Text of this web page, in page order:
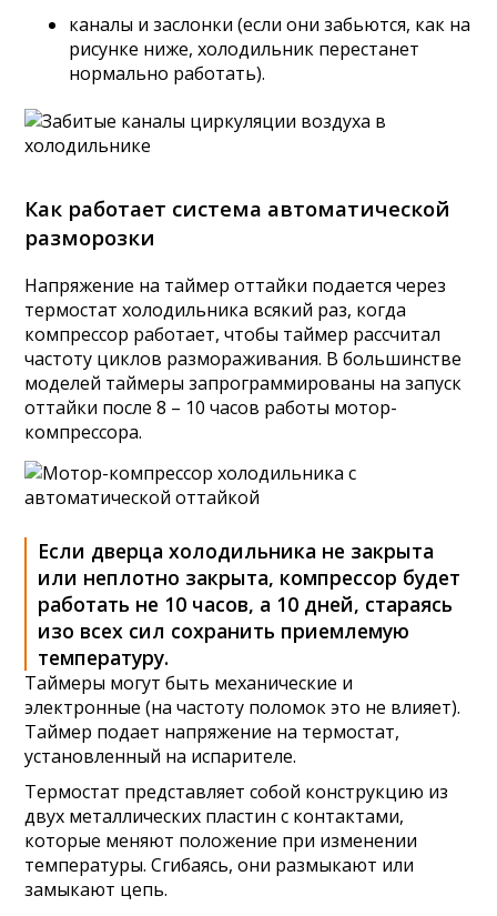
каналы и заслонки (если они забьются, как на
рисунке ниже, холодильник перестанет
нормально работать).
Как работает система автоматической
разморозки
Напряжение на таймер оттайки подается через
термостат холодильника всякий раз, когда
компрессор работает, чтобы таймер рассчитал
частоту циклов размораживания. В большинстве
моделей таймеры запрограммированы на запуск
оттайки после 8 – 10 часов работы мотор-
компрессора.
Если дверца холодильника не закрыта
или неплотно закрыта, компрессор будет
работать не 10 часов, а 10 дней, стараясь
изо всех сил сохранить приемлемую
температуру.
Таймеры могут быть механические и
электронные (на частоту поломок это не влияет).
Таймер подает напряжение на термостат,
установленный на испарителе.
Термостат представляет собой конструкцию из
двух металлических пластин с контактами,
которые меняют положение при изменении
температуры. Сгибаясь, они размыкают или
замыкают цепь.